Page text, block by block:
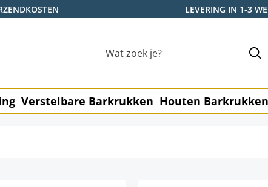
LEVERING IN 1-3
Verstelbare Barkrukken Houten Barkrukken